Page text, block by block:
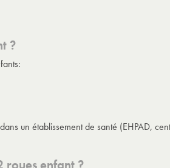
?
un établissement de santé (EHPAD,